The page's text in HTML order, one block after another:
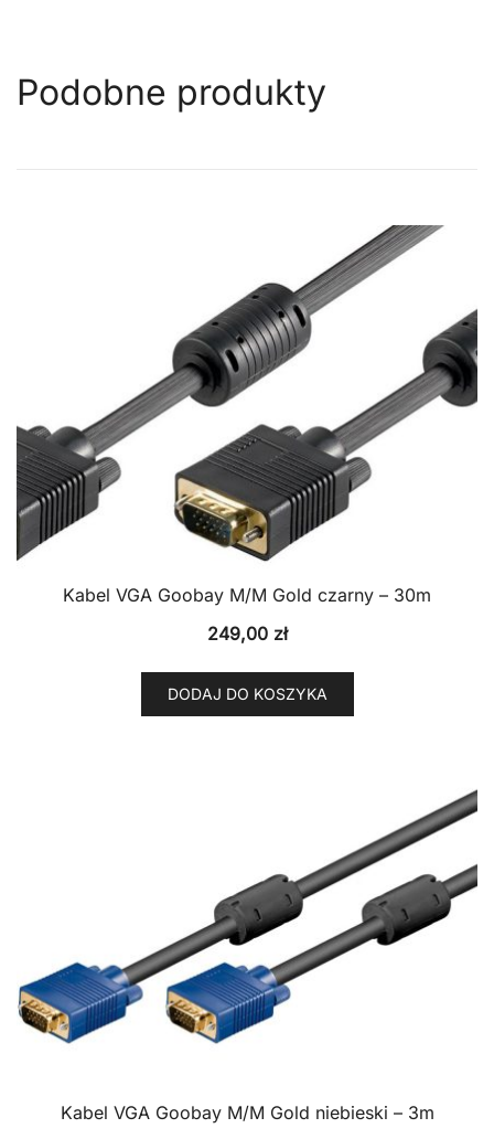
Podobne produkty
Kabel VGA Goobay M/M Gold czarny – 30m
249,00 zł
DODAJ DO KOSZYKA
Kabel VGA Goobay M/M Gold niebieski – 3m